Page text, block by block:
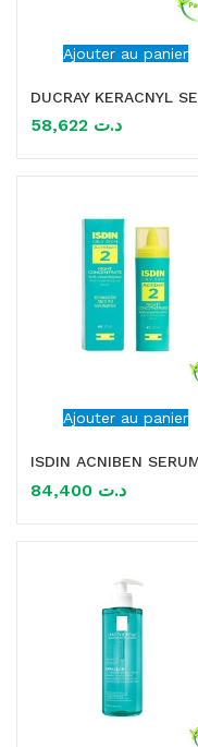
Ajouter au panier
د.ت
Ajouter au panier
د.ت